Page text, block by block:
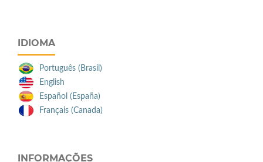
IDIOMA
Português (Brasil)
English
Español (España)
Français (Canada)
INFORMAÇÕES